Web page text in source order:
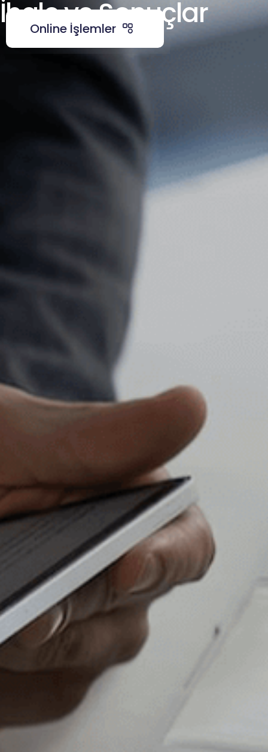
Online İşlemler
İhale ve Sonuçlar